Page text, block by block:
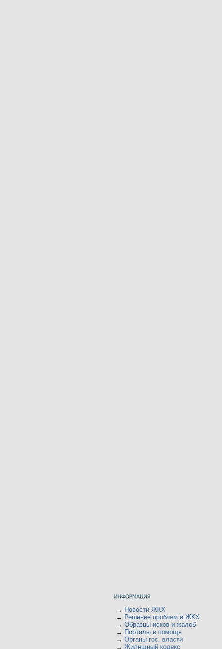
→ Новости ЖКХ
→ Решение проблем в ЖКХ
→ Образцы исков и жалоб
→ Порталы в помощь
→ Органы гос. власти
→ Жилищный кодекс